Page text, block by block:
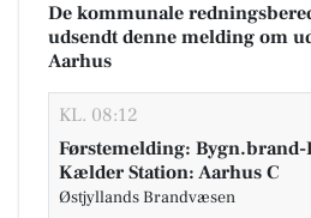
De kommunale
udsendt denne melding om
Aarhus
KL. 08:12
Førstemelding: Bygn.brand-
Kælder Station: Aarhus C
Østjyllands Brandvæsen